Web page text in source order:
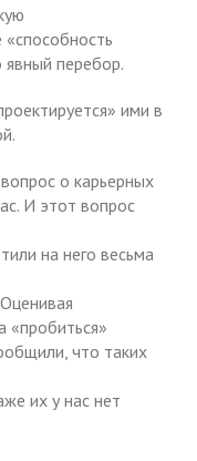
«способность
перебор.
ими в
о карьерных
И этот вопрос
на него весьма
«пробиться»
что таких
их у нас нет